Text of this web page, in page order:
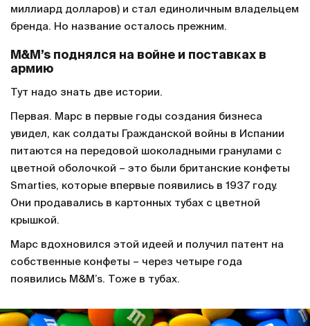
миллиард долларов) и стал единоличным владельцем
бренда. Но название осталось прежним.
M&M’s поднялся на войне и поставках в
армию
Тут надо знать две истории.
Первая. Марс в первые годы создания бизнеса
увидел, как солдаты Гражданской войны в Испании
питаются на передовой шоколадными гранулами с
цветной оболочкой – это были британские конфеты
Smarties, которые впервые появились в 1937 году.
Они продавались в картонных тубах с цветной
крышкой.
Марс вдохновился этой идеей и получил патент на
собственные конфеты – через четыре года
появились M&M’s. Тоже в тубах.